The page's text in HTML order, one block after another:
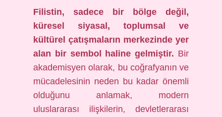
Filistin, sadece bir bölge değil,
küresel siyasal, toplumsal ve
kültürel çatışmaların merkezinde yer
alan bir sembol haline gelmiştir. Bir
akademisyen olarak, bu coğrafyanın ve
mücadelesinin neden bu kadar önemli
olduğunu anlamak, modern
uluslararası ilişkilerin, devletlerarası